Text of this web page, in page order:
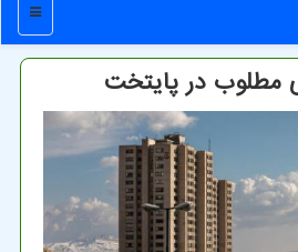
منو
مطلوب در پایتخت